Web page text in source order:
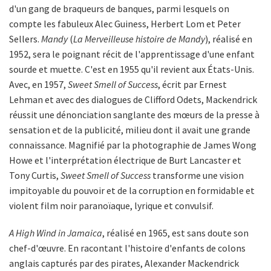
d'un gang de braqueurs de banques, parmi lesquels on
compte les fabuleux Alec Guiness, Herbert Lom et Peter
Sellers. Mandy(La Merveilleuse histoire de Mandy), réalisé en
1952, sera le poignant récit de l'apprentissage d'une enfant
sourde et muette. C'est en 1955 qu'il revient aux États-Unis.
Avec, en 1957, Sweet Smell of Success, écrit par Ernest
Lehman et avec des dialogues de Clifford Odets, Mackendrick
réussit une dénonciation sanglante des mœurs de la presse à
sensation et de la publicité, milieu dont il avait une grande
connaissance. Magnifié par la photographie de James Wong
Howe et l'interprétation électrique de Burt Lancaster et
Tony Curtis, Sweet Smell of Success transforme une vision
impitoyable du pouvoir et de la corruption en formidable et
violent film noir paranoïaque, lyrique et convulsif.
A High Wind in Jamaica, réalisé en 1965, est sans doute son
chef-d'œuvre. En racontant l'histoire d'enfants de colons
anglais capturés par des pirates, Alexander Mackendrick